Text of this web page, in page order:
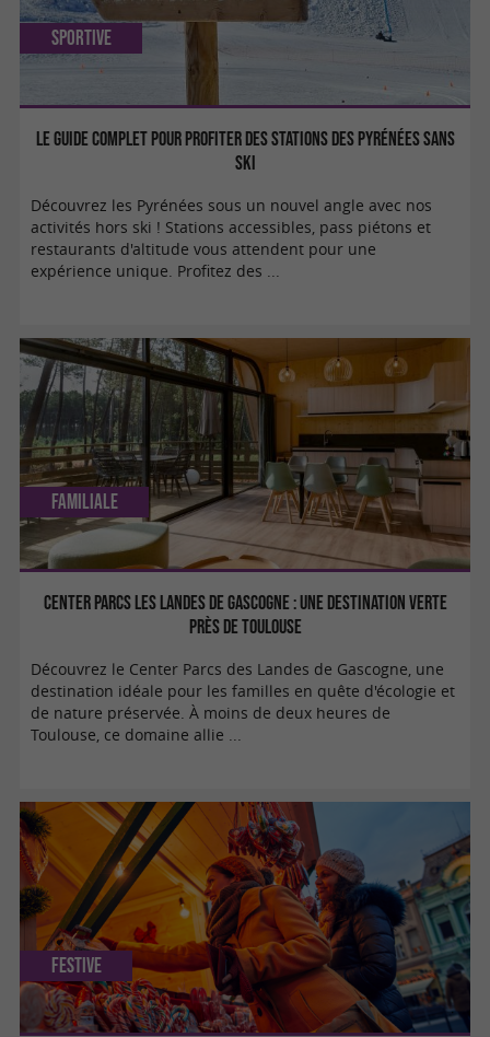
Le guide complet pour profiter des stations des Pyrénées sans
ski
Sportive
Découvrez les Pyrénées sous un nouvel angle avec nos
activités hors ski ! Stations accessibles, pass piétons et
restaurants d'altitude vous attendent pour une
expérience unique. Profitez des ...
Center Parcs Les Landes de Gascogne : une destination verte
près de Toulouse
Familiale
Découvrez le Center Parcs des Landes de Gascogne, une
destination idéale pour les familles en quête d'écologie et
de nature préservée. À moins de deux heures de
Toulouse, ce domaine allie ...
Festive